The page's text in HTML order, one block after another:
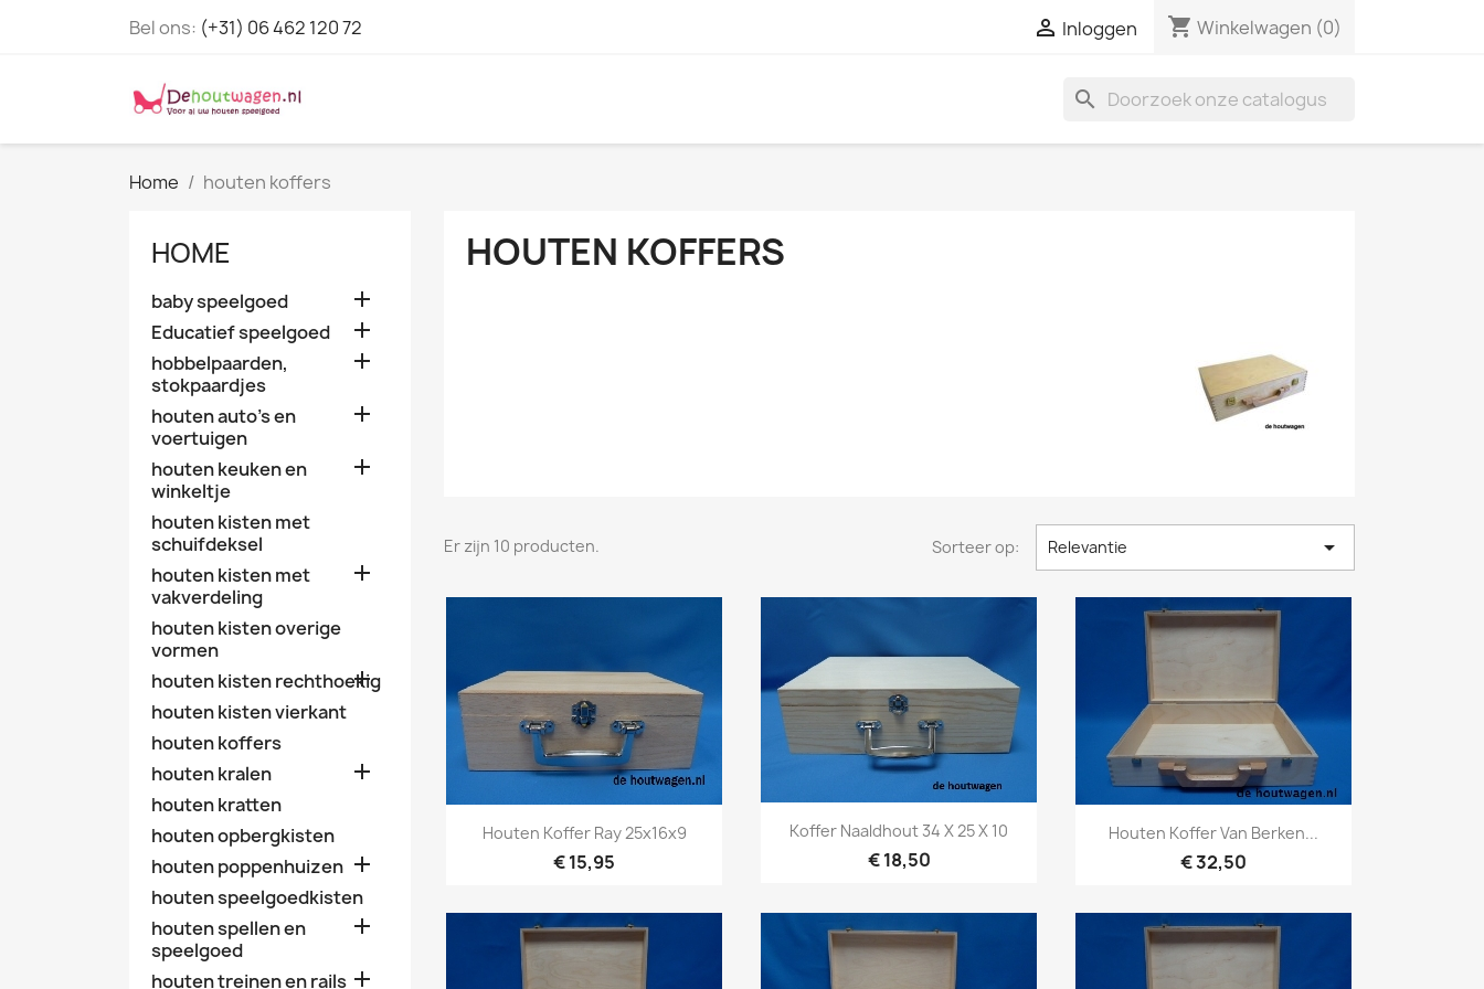
Bel ons: (+31) 06 462 120 72  Inloggen shopping_cart Winkelwagen (0)
search
Home houten koffers
HOME
baby speelgoed 
Educatief speelgoed 
hobbelpaarden,
stokpaardjes

houten auto's en
voertuigen

houten keuken en
winkeltje

houten kisten met
schuifdeksel
houten kisten met
vakverdeling

houten kisten overige
vormen
houten kisten rechthoekig

houten kisten vierkant
houten koffers
houten kralen

houten kratten
houten opbergkisten
houten poppenhuizen 
houten speelgoedkisten
houten spellen en
speelgoed

houten treinen en rails 
HOUTEN KOFFERS
Er zijn 10 producten. Sorteer op: Relevantie 
 Snel bekijken
Houten Koffer Ray 25x16x9
€ 15,95
Snel bekijken
Koffer Naaldhout 34 X 25 X 10
€ 18,50
 Snel bekijken
Houten Koffer Van Berken...
€ 32,50